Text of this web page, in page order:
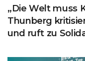
„Die Welt muss
Thunberg
und ruft zu